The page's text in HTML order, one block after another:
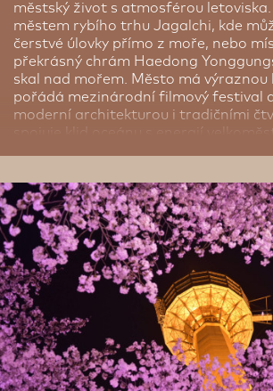
městský život s atmosférou letoviska.
městem rybího trhu Jagalchi, kde
čerstvé úlovky přímo z moře, nebo
překrásný chrám Haedong
skal nad mořem. Město má výraznou
pořádá mezinárodní filmový festival
moderní architekturou i tradičními
spojuje klid oceánu s energií